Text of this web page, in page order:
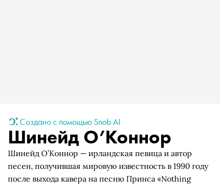
Создано с помощью Snob AI
Шинейд О’Коннор
Шинейд О’Коннор — ирландская певица и автор
песен, получившая мировую известность в 1990 году
после выхода кавера на песню Принса «Nothing